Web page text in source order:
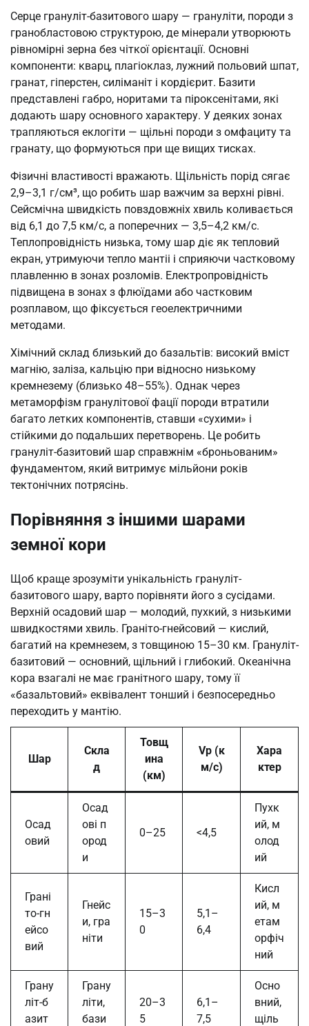
Серце грануліт-базитового шару — грануліти, породи з
гранобластовою структурою, де мінерали утворюють
рівномірні зерна без чіткої орієнтації. Основні
компоненти: кварц, плагіоклаз, лужний польовий шпат,
гранат, гіперстен, силіманіт і кордієрит. Базити
представлені габро, норитами та піроксенітами, які
додають шару основного характеру. У деяких зонах
трапляються еклогіти — щільні породи з омфациту та
гранату, що формуються при ще вищих тисках.
Фізичні властивості вражають. Щільність порід сягає
2,9–3,1 г/см³, що робить шар важчим за верхні рівні.
Сейсмічна швидкість повздовжніх хвиль коливається
від 6,1 до 7,5 км/с, а поперечних — 3,5–4,2 км/с.
Теплопровідність низька, тому шар діє як тепловий
екран, утримуючи тепло мантіі і сприяючи частковому
плавленню в зонах розломів. Електропровідність
підвищена в зонах з флюїдами або частковим
розплавом, що фіксується геоелектричними
методами.
Хімічний склад близький до базальтів: високий вміст
магнію, заліза, кальцію при відносно низькому
кремнезему (близько 48–55%). Однак через
метаморфізм гранулітової фації породи втратили
багато летких компонентів, ставши «сухими» і
стійкими до подальших перетворень. Це робить
грануліт-базитовий шар справжнім «броньованим»
фундаментом, який витримує мільйони років
тектонічних потрясінь.
Порівняння з іншими шарами
земної кори
Щоб краще зрозуміти унікальність грануліт-
базитового шару, варто порівняти його з сусідами.
Верхній осадовий шар — молодий, пухкий, з низькими
швидкостями хвиль. Граніто-гнейсовий — кислий,
багатий на кремнезем, з товщиною 15–30 км. Грануліт-
базитовий — основний, щільний і глибокий. Океанічна
кора взагалі не має гранітного шару, тому її
«базальтовий» еквівалент тонший і безпосередньо
переходить у мантію.
Шар
Скла
д
Товщ
ина
(км)
Vp (к
м/с)
Хара
ктер
Осад
овий
Осад
ові п
ород
и
0–25 <4,5
Пухк
ий, м
олод
ий
Грані
то-гн
ейсо
вий
Гнейс
и, гра
ніти
15–3
0
5,1–
6,4
Кисл
ий, м
етам
орфіч
ний
Грану
літ-б
азит
Грану
літи,
бази
20–3
5
6,1–
7,5
Осно
вний,
щіль